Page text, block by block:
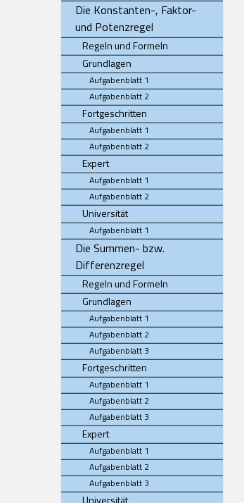
Die Konstanten-, Faktor-
und Potenzregel
Regeln und Formeln
Grundlagen
Aufgabenblatt 1
Aufgabenblatt 2
Fortgeschritten
Aufgabenblatt 1
Aufgabenblatt 2
Expert
Aufgabenblatt 1
Aufgabenblatt 2
Universität
Aufgabenblatt 1
Die Summen- bzw.
Differenzregel
Regeln und Formeln
Grundlagen
Aufgabenblatt 1
Aufgabenblatt 2
Aufgabenblatt 3
Fortgeschritten
Aufgabenblatt 1
Aufgabenblatt 2
Aufgabenblatt 3
Expert
Aufgabenblatt 1
Aufgabenblatt 2
Aufgabenblatt 3
Universität